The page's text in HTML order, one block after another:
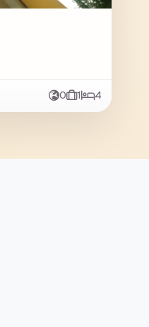
0 1 4